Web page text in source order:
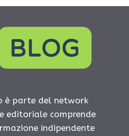
è parte del network
editoriale comprende
indipendente